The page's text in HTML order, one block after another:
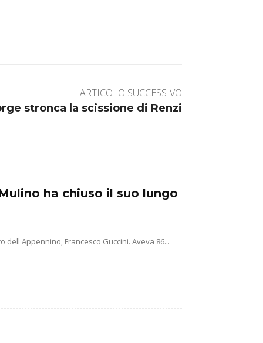
ARTICOLO SUCCESSIVO
stronca la scissione di Renzi
ha chiuso il suo lungo
Francesco Guccini. Aveva 86...